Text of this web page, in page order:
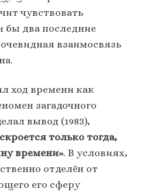
чувствовать
бы два последние
взаимосвязь
ход времени как
загадочного
вывод (1983),
только тогда,
времени». В условиях,
отделён от
его сферу